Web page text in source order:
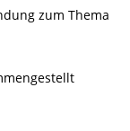
zum Thema